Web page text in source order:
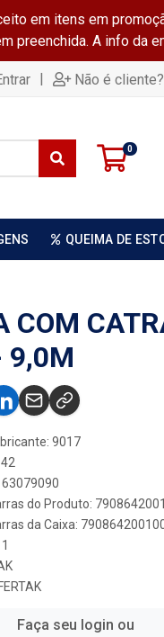
em itens em
preenchida. A info da
| Não é
0
QUEIMA DE
COM
9,0M
9017
63079090
do Produto:
da Caixa:
FERTAK
Faça seu login ou